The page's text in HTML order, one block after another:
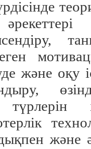
және оқу
және